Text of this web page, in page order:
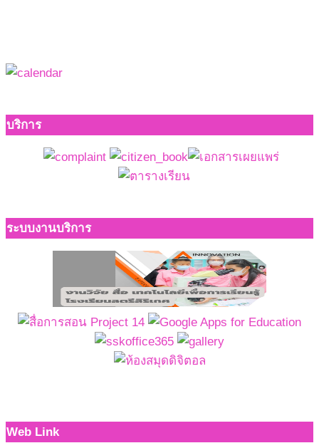
บริการ
ระบบงานบริการ
Web Link